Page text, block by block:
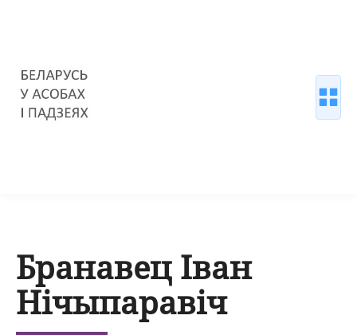
Бранавец Іван
Нічыпаравіч